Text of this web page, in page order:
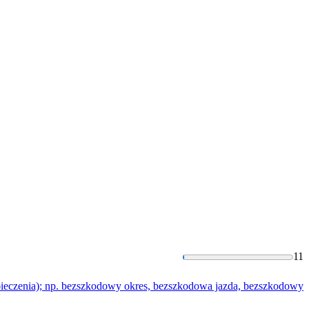
11
np. bezszkodowy okres, bezszkodowa jazda, bezszkodowy